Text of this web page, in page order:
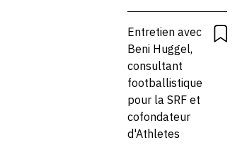
comme une
perte de
et de
Entretien avec
Beni Huggel,
consultant
footballistique
pour la SRF et
cofondateur
d'Athletes